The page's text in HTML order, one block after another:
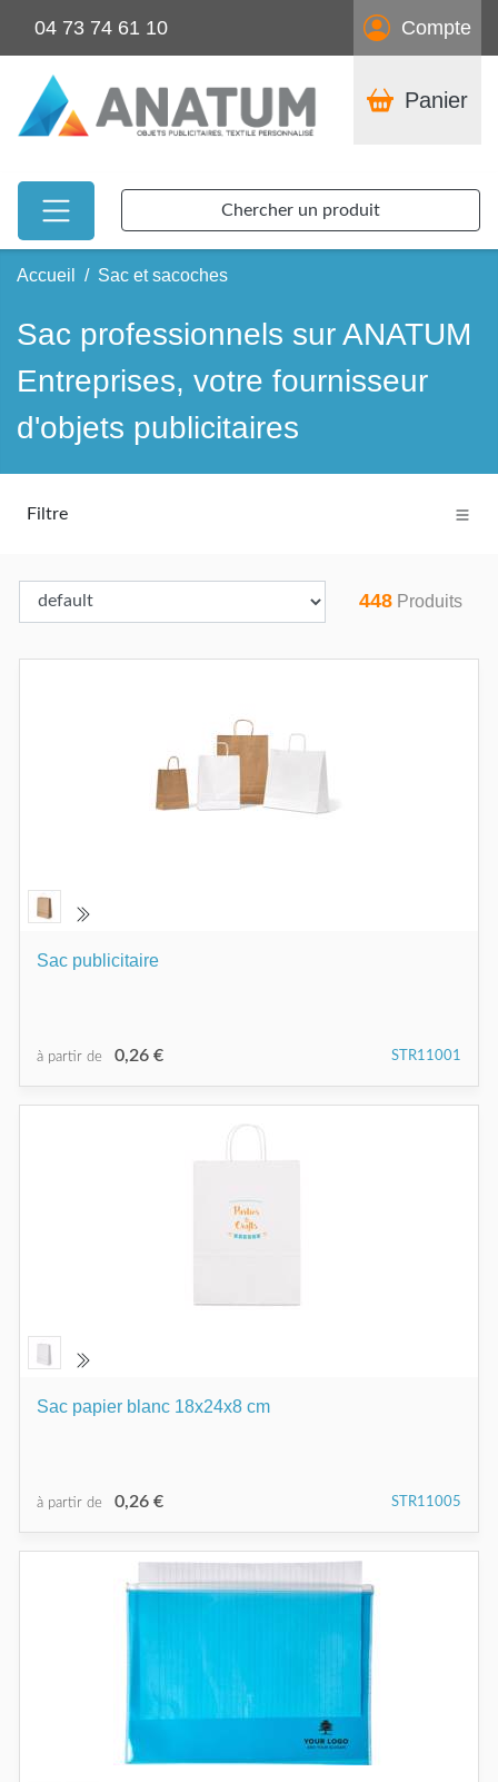
04 73 74 61 10 Compte
Panier
Chercher un produit
Accueil Sac et sacoches
Sac professionnels sur ANATUM
Entreprises, votre fournisseur
d'objets publicitaires
Filtre
448 Produits
Sac publicitaire
à partir de 0,26 € STR11001
Sac papier blanc 18x24x8 cm
à partir de 0,26 € STR11005